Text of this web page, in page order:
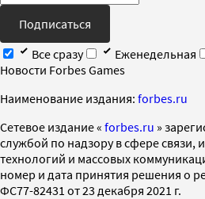
Подписаться
Все сразу
Еженедельная
Новости Forbes Games
Наименование издания: forbes.ru
Cетевое издание « forbes.ru »
службой по надзору в сфере
технологий и массовых
номер и дата принятия решения о
ФС77-82431 от 23 декабря 2021 г.